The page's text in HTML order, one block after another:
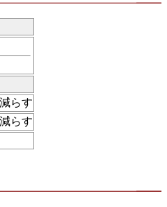
らす
らす